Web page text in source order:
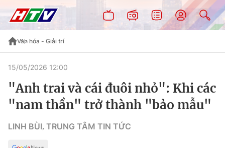
Văn hóa - Giải trí
15/05/2026 12:00
"Anh trai và cái đuôi nhỏ": Khi các
"nam thần" trở thành "bảo mẫu"
LINH BÙI, TRUNG TÂM TIN TỨC